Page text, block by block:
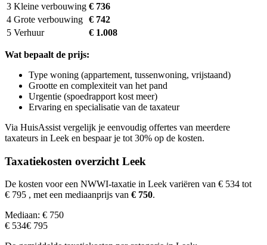
3 Kleine verbouwing € 736
4 Grote verbouwing € 742
5 Verhuur € 1.008
Wat bepaalt de prijs:
Type woning (appartement, tussenwoning, vrijstaand)
Grootte en complexiteit van het pand
Urgentie (spoedrapport kost meer)
Ervaring en specialisatie van de taxateur
Via HuisAssist vergelijk je eenvoudig offertes van meerdere
taxateurs in Leek en bespaar je tot 30% op de kosten.
Taxatiekosten overzicht Leek
De kosten voor een NWWI-taxatie in Leek variëren van € 534 tot
€ 795 , met een mediaanprijs van € 750.
Mediaan: € 750
€ 534€ 795